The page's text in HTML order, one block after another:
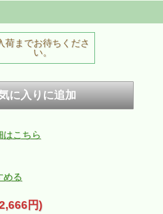
荷までお待ちくださ
い。
はこちら
める
円)